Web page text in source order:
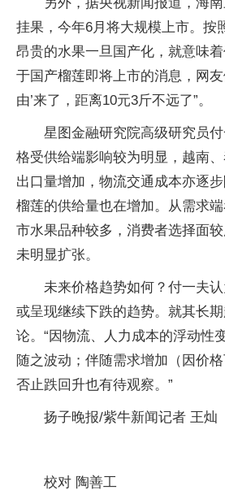
挂果，今年6月将大规模上市。按
昂贵的水果一旦国产化，就意味
于国产榴莲即将上市的消息，网友
由’来了，距离10元3斤不远了”。
星图金融研究院高级研究员
格受供给端影响较为明显，越南
出口量增加，物流交通成本亦逐
榴莲的供给量也在增加。从需求
市水果品种较多，消费者选择面
未明显扩张。
未来价格趋势如何？付一夫
或呈现继续下跌的趋势。就其长
论。“因物流、人力成本的浮动性
随之波动；伴随需求增加（因价
否止跌回升也有待观察。”
扬子晚报/紫牛新闻记者 王灿
校对 陶善工